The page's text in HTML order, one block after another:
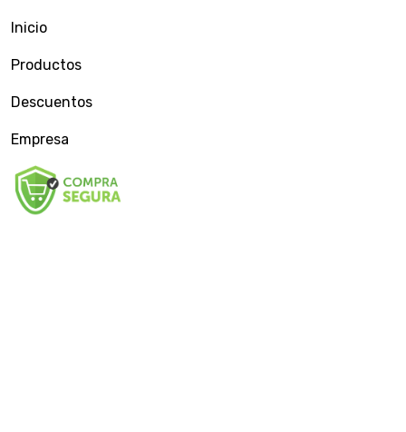
Inicio
Productos
Descuentos
Empresa